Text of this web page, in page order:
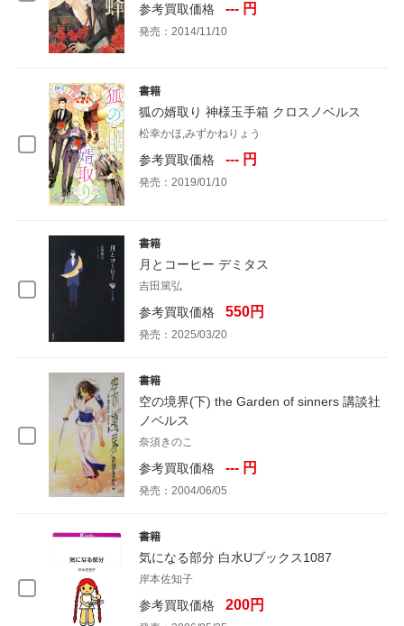
参考買取価格 --- 円
発売：2014/11/10
書籍
狐の婿取り 神様玉手箱 クロスノベルス
松幸かほ,みずかねりょう
参考買取価格 --- 円
発売：2019/01/10
書籍
月とコーヒー デミタス
吉田篤弘
参考買取価格 550円
発売：2025/03/20
書籍
空の境界(下) the Garden of sinners 講談社
ノベルス
奈須きのこ
参考買取価格 --- 円
発売：2004/06/05
書籍
気になる部分 白水Uブックス1087
岸本佐知子
参考買取価格 200円